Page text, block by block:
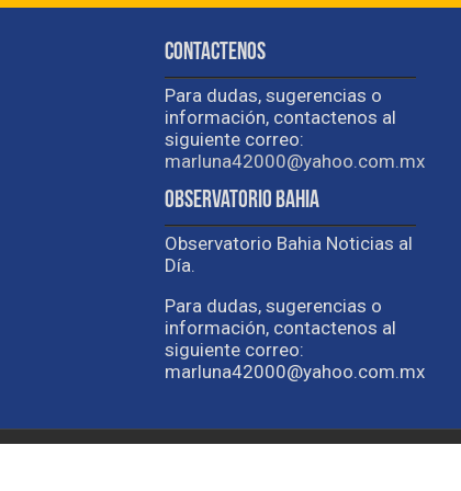
Contactenos
Para dudas, sugerencias o
información, contactenos al
siguiente correo:
marluna42000@yahoo.com.mx
Observatorio Bahia
Observatorio Bahia Noticias al
Día.
Para dudas, sugerencias o
información, contactenos al
siguiente correo:
marluna42000@yahoo.com.mx